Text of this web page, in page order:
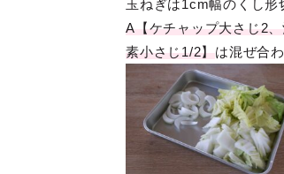
玉ねぎは1cm幅のくし形
A【ケチャップ大さじ2
素小さじ1/2】 は混ぜ合